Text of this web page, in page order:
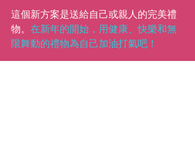
這個新方案是送給自己或親人的完美禮
物。 在新年的開始，用健康、快樂和無
限舞動的禮物為自己加油打氣吧！